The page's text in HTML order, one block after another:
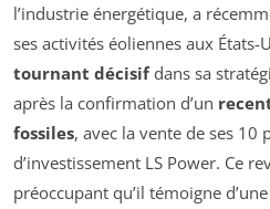
l’industrie énergétique, a
ses activités éoliennes aux
tournant décisifdans sa
après la confirmation d’un
fossiles, avec la vente de ses 10
d’investissement LS Power. Ce
préoccupant qu’il témoigne